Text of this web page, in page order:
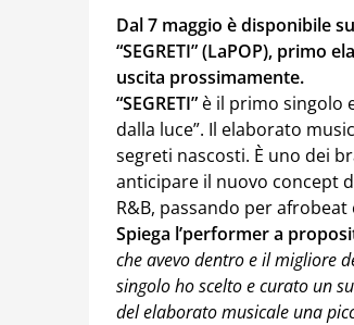
Dal 7 maggio è disponibile
“SEGRETI” (LaPOP), primo
uscita prossimamente.
“SEGRETI” è il primo singolo
dalla luce”. Il elaborato
segreti nascosti. È uno dei
anticipare il nuovo concept
R&B, passando per afrobeat
Spiega l’performer a
che avevo dentro e il migliore
singolo ho scelto e curato un
del elaborato musicale una